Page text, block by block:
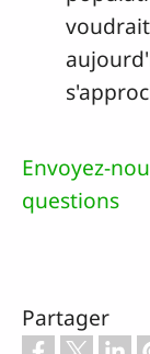
Envoyez-
questions
Partager